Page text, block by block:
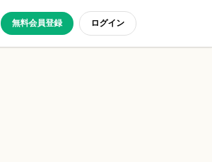
無料会員登録 ログイン